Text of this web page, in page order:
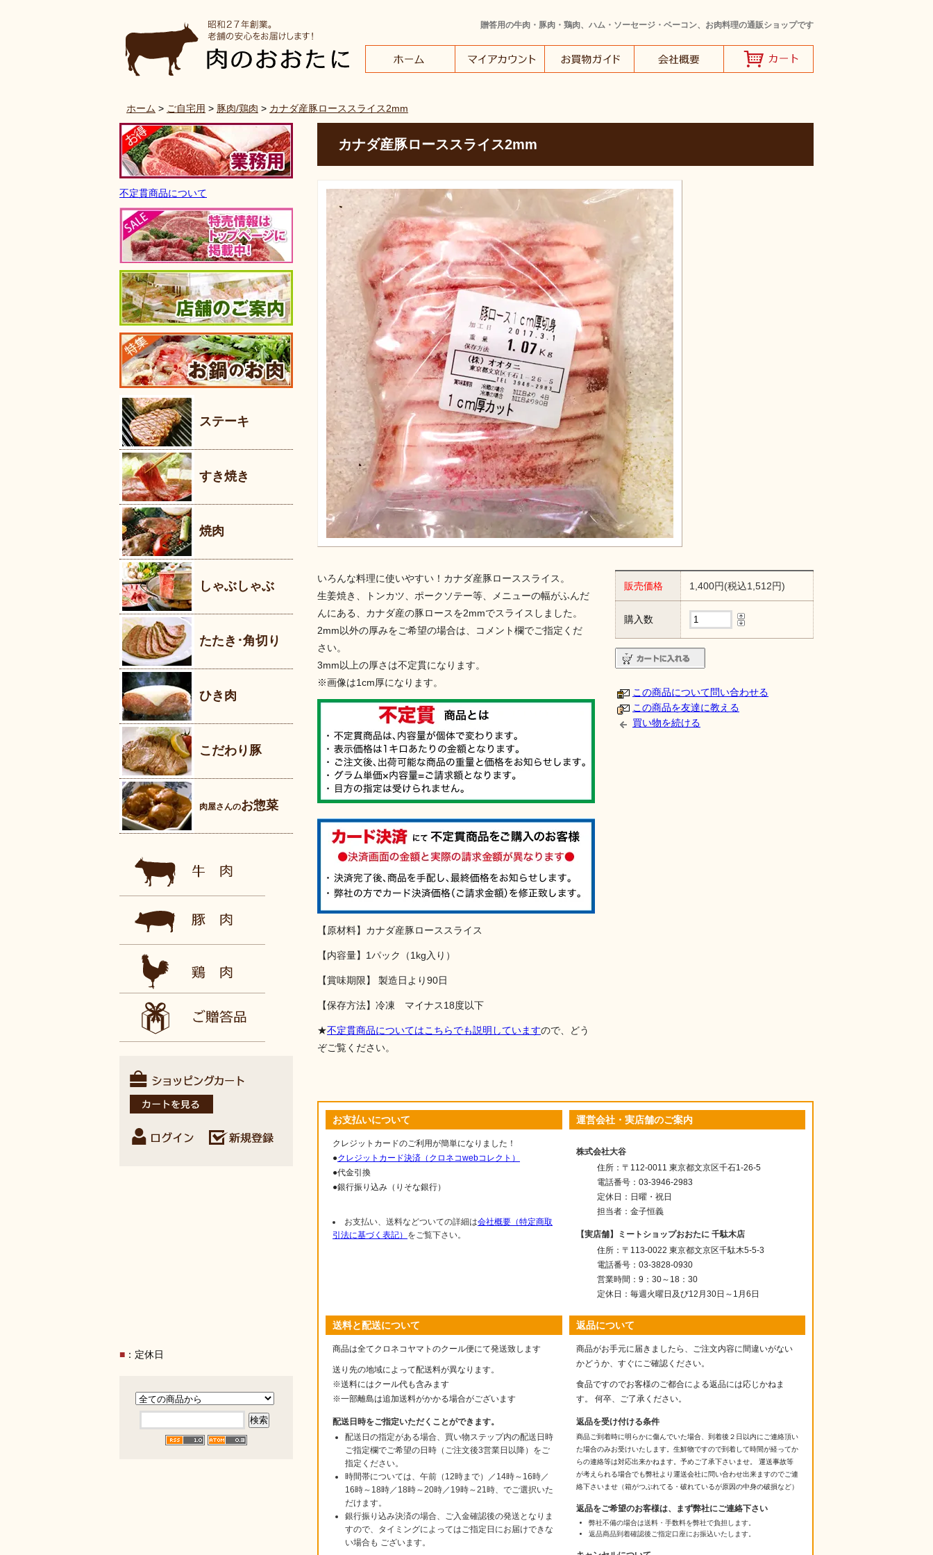
贈答用の牛肉・豚肉・鶏肉、ハム・ソーセージ・ベーコン、お肉料理の通販ショップです
ホーム > ご自宅用 > 豚肉/鶏肉 > カナダ産豚ローススライス2mm
カナダ産豚ローススライス2mm
いろんな料理に使いやすい！カナダ産豚ローススライス。
生姜焼き、トンカツ、ポークソテー等、メニューの幅がふんだ
んにある、カナダ産の豚ロースを2mmでスライスしました。
2mm以外の厚みをご希望の場合は、コメント欄でご指定くだ
さい。
3mm以上の厚さは不定貫になります。
※画像は1cm厚になります。
【原材料】カナダ産豚ローススライス
【内容量】1パック（1kg入り）
【賞味期限】 製造日より90日
【保存方法】冷凍 マイナス18度以下
★不定貫商品についてはこちらでも説明していますので、どう
ぞご覧ください。
販売価格 1,400円(税込1,512円)
購入数
この商品について問い合わせる
この商品を友達に教える
買い物を続ける
お支払いについて 運営会社・実店舗のご案内
クレジットカードのご利用が簡単になりました！
●クレジットカード決済（クロネコwebコレクト）
●代金引換
●銀行振り込み（りそな銀行）
お支払い、送料などついての詳細は会社概要（特定商取
引法に基づく表記） をご覧下さい。
株式会社大谷
住所：〒112-0011 東京都文京区千石1-26-5
電話番号：03-3946-2983
定休日：日曜・祝日
担当者：金子恒義
【実店舗】ミートショップおおたに 千駄木店
住所：〒113-0022 東京都文京区千駄木5-5-3
電話番号：03-3828-0930
営業時間：9：30～18：30
定休日：毎週火曜日及び12月30日～1月6日
送料と配送について 返品について
商品は全てクロネコヤマトのクール便にて発送致します
送り先の地域によって配送料が異なります。
※送料にはクール代も含みます
※一部離島は追加送料がかかる場合がございます
配送日時をご指定いただくことができます。
配送日の指定がある場合、買い物ステップ内の配送日時
ご指定欄でご希望の日時（ご注文後3営業日以降）をご
指定ください。
時間帯については、午前（12時まで）／14時～16時／
16時～18時／18時～20時／19時～21時、でご選択いた
だけます。
銀行振り込み決済の場合、ご入金確認後の発送となりま
すので、タイミングによってはご指定日にお届けできな
い場合も ございます。
商品がお手元に届きましたら、ご注文内容に間違いがない
かどうか、すぐにご確認ください。
食品ですのでお客様のご都合による返品には応じかねま
す。 何卒、ご了承ください。
返品を受け付ける条件
商品ご到着時に明らかに傷んでいた場合、到着後２日以内にご連絡頂い
た場合のみお受けいたします。生鮮物ですので到着して時間が経ってか
らの連絡等は対応出来かねます。予めご了承下さいませ。 運送事故等
が考えられる場合でも弊社より運送会社に問い合わせ出来ますのでご連
絡下さいませ（箱がつぶれてる・破れているが原因の中身の破損など）
返品をご希望のお客様は、まず弊社にご連絡下さい
弊社不備の場合は送料・手数料を弊社で負担します。
返品商品到着確認後ご指定口座にお振込いたします。
不定貫商品について
ステーキ
すき焼き
焼肉
しゃぶしゃぶ
たたき･角切り
ひき肉
こだわり豚
肉屋さんのお惣菜
■ ：定休日